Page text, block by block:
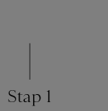
Stap 1